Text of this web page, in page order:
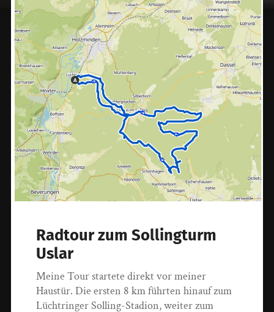
Radtour zum Sollingturm
Uslar
Meine Tour startete direkt vor meiner
Haustür. Die ersten 8 km führten hinauf zum
Lüchtringer Solling-Stadion, weiter zum